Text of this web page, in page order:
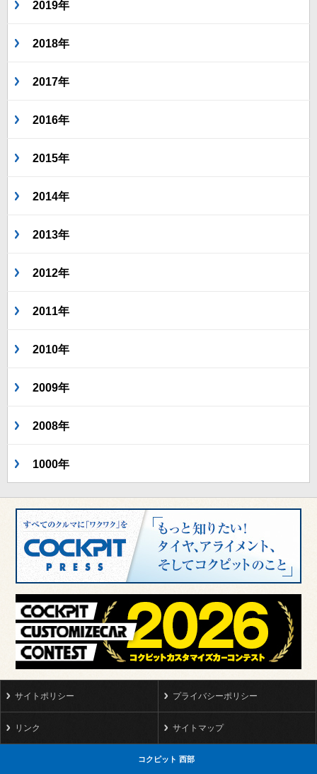
2019年
2018年
2017年
2016年
2015年
2014年
2013年
2012年
2011年
2010年
2009年
2008年
1000年
サイトポリシー プライバシーポリシー
リンク サイトマップ
コクピット 西部